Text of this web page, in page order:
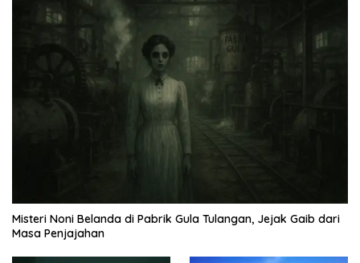
Misteri Noni Belanda di Pabrik Gula Tulangan, Jejak Gaib dari
Masa Penjajahan